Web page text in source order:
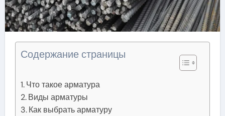
Содержание страницы
Что такое арматура
Виды арматуры
Как выбрать арматуру